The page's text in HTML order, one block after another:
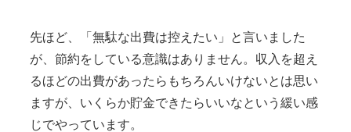
先ほど、「無駄な出費は控えたい」と言いました
が、節約をしている意識はありません。収入を超え
るほどの出費があったらもちろんいけないとは思い
ますが、いくらか貯金できたらいいなという緩い感
じでやっています。